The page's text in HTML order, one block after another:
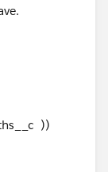
))